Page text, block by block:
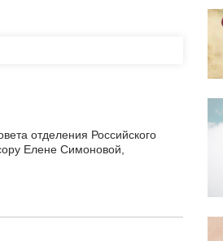
отделения Российского
Елене Симоновой,